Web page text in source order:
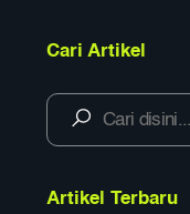
Cari Artikel
Artikel Terbaru